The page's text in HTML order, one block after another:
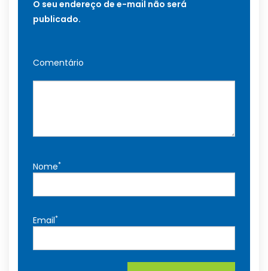
O seu endereço de e-mail não será
publicado.
Comentário
Nome*
Email*